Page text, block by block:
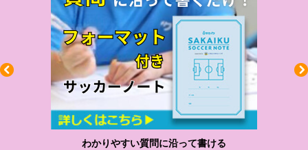
わかりやすい質問に沿って書ける